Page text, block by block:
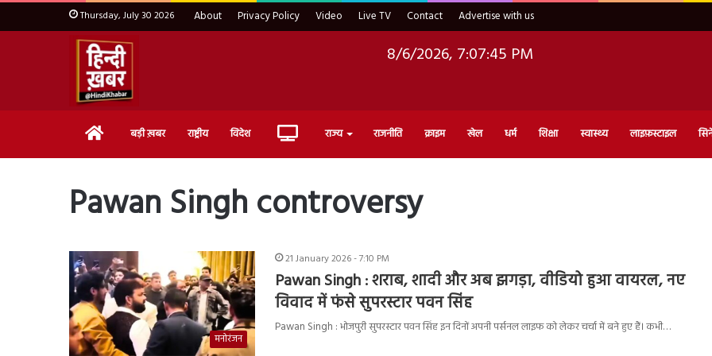
Thursday, July 30 2026 About Privacy Policy Video Live TV Contact Advertise with us
8/6/2026, 7:07:46 PM
Home बड़ी ख़बर राष्ट्रीय विदेश Live राज्य राजनीति क्राइम खेल धर्म शिक्षा स्वास्थ्य लाइफ़स्टाइल
Pawan Singh controversy
मनोरंजन
21 January 2026 - 7:10 PM
Pawan Singh : शराब, शादी और अब झगड़ा, वीडियो हुआ वायरल, नए
विवाद में फंसे सुपरस्टार पवन सिंह
Pawan Singh : भोजपुरी सुपरस्टार पवन सिंह इन दिनों अपनी पर्सनल लाइफ को लेकर चर्चा में बने हुए हैं। कभी…